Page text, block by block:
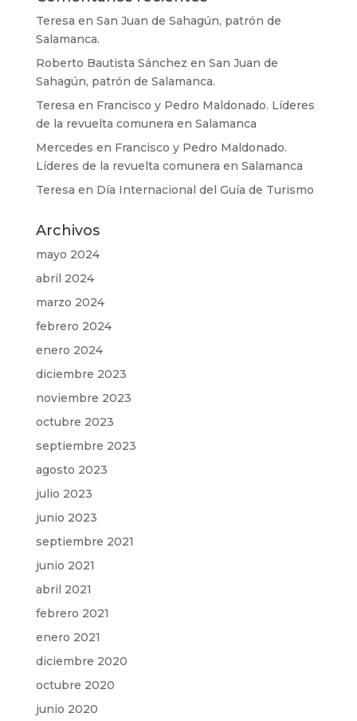
Teresa en San Juan de Sahagún, patrón de
Salamanca.
Roberto Bautista Sánchez en San Juan de
Sahagún, patrón de Salamanca.
Teresa en Francisco y Pedro Maldonado. Líderes
de la revuelta comunera en Salamanca
Mercedes en Francisco y Pedro Maldonado.
Líderes de la revuelta comunera en Salamanca
Teresa en Día Internacional del Guía de Turismo
Archivos
mayo 2024
abril 2024
marzo 2024
febrero 2024
enero 2024
diciembre 2023
noviembre 2023
octubre 2023
septiembre 2023
agosto 2023
julio 2023
junio 2023
septiembre 2021
junio 2021
abril 2021
febrero 2021
enero 2021
diciembre 2020
octubre 2020
junio 2020